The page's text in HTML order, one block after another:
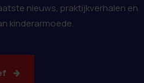
nieuws, praktijkverhalen en
kinderarmoede.